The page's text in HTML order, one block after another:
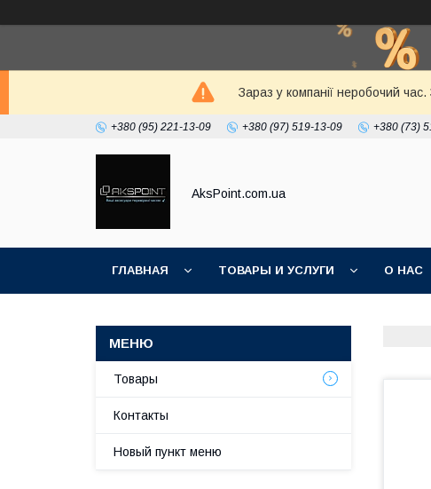
Зараз у компанії неробочий
+380 (95) 221-13-09 +380 (97) 519-13-09 +380 (73)
AksPoint.com.ua
ГЛАВНАЯ ТОВАРЫ И УСЛУГИ О НАС
Товары
Контакты
Новый пункт меню